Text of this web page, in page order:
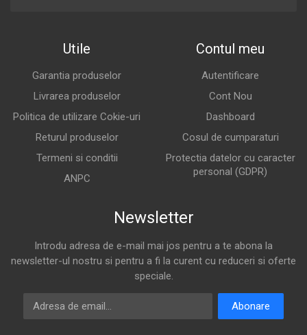
Utile
Garantia produselor
Livrarea produselor
Politica de utilizare Cokie-uri
Returul produselor
Termeni si conditii
ANPC
Contul meu
Autentificare
Cont Nou
Dashboard
Cosul de cumparaturi
Protectia datelor cu caracter
personal (GDPR)
Newsletter
Introdu adresa de e-mail mai jos pentru a te abona la
newsletter-ul nostru si pentru a fi la curent cu reduceri si oferte
speciale.
Adresa de email
Abonare